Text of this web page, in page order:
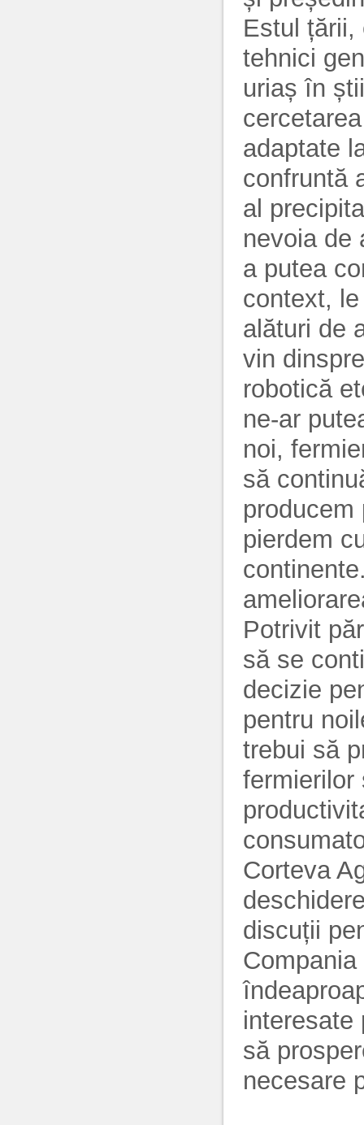
Estul țării,
tehnici
uriaș în
adaptate
confruntă
al
nevoia de
a putea
context,
alături de
vin
robotică
ne-ar
noi,
să
producem
pierdem
Potrivit
să se
decizie
pentru
trebui să
fermierilor
Corteva
discuții
interesate
să
necesare